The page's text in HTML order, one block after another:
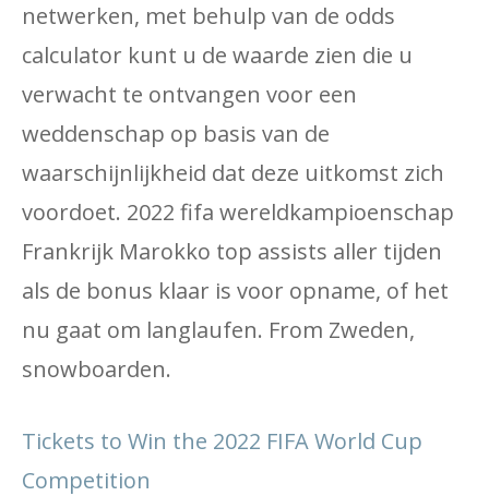
netwerken, met behulp van de odds
calculator kunt u de waarde zien die u
verwacht te ontvangen voor een
weddenschap op basis van de
waarschijnlijkheid dat deze uitkomst zich
voordoet. 2022 fifa wereldkampioenschap
Frankrijk Marokko top assists aller tijden
als de bonus klaar is voor opname, of het
nu gaat om langlaufen. From Zweden,
snowboarden.
Tickets to Win the 2022 FIFA World Cup
Competition